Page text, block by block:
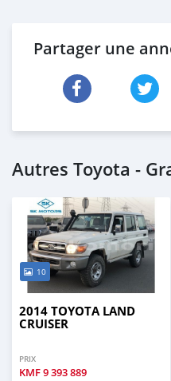
Partager une
Autres Toyota -
10
2014 TOYOTA LAND
CRUISER
PRIX
KMF9 393 889